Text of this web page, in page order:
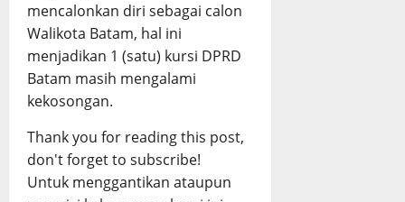
mencalonkan diri sebagai calon
Walikota Batam, hal ini
menjadikan 1 (satu) kursi DPRD
Batam masih mengalami
kekosongan.
Thank you for reading this post,
don't forget to subscribe!
Untuk menggantikan ataupun